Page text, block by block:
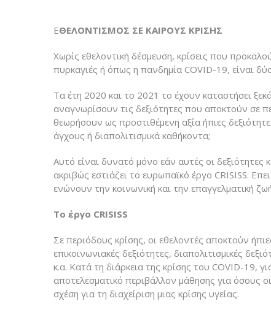
ΕΘΕΛΟΝΤΙΣΜΟΣ ΣΕ ΚΑΙΡΟΥΣ ΚΡΙΣΗΣ
Χωρίς εθελοντική δέσμευση, κρίσεις που
πυρκαγιές ή όπως η πανδημία COVID-19, είναι
Τα έτη 2020 και το 2021 το έχουν καταστήσει
αναγνωρίσουν τις δεξιότητες που αποκτούν σε
θεωρήσουν ως προστιθέμενη αξία ήπιες
άγχους ή διαπολιτισμικά καθήκοντα;
Αυτό είναι δυνατό μόνο εάν αυτές οι
ακριβώς εστιάζει το ευρωπαϊκό έργο CRISISS.
ενώνουν την κοινωνική και την επαγγελματική
Tο έργο CRISISS
Σε περιόδους κρίσης, οι εθελοντές αποκτούν
επικοινωνιακές δεξιότητες, διαπολιτισμικές
κ.α. Κατά τη διάρκεια της κρίσης του COVID-19,
αποτελεσματικό περιβάλλον μάθησης για όσους
σχέση για τη διαχείριση μιας κρίσης υγείας.